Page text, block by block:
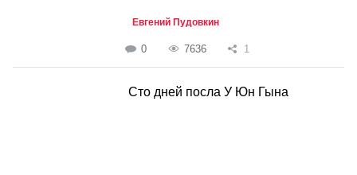
Евгений Пудовкин
0 7636 1
Сто дней посла У Юн Гына